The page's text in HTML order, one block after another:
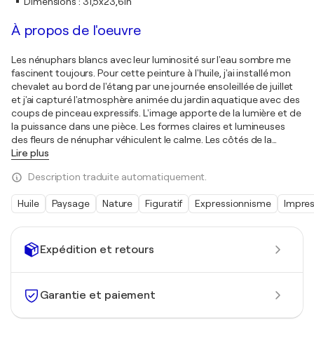
Expédition et retours
Garantie et paiement
À propos de l'oeuvre
Les nénuphars blancs avec leur luminosité sur l'eau sombre me
fascinent toujours. Pour cette peinture à l'huile, j'ai installé mon
chevalet au bord de l'étang par une journée ensoleillée de juillet
et j'ai capturé l'atmosphère animée du jardin aquatique avec des
coups de pinceau expressifs. L'image apporte de la lumière et de
la puissance dans une pièce. Les formes claires et lumineuses
des fleurs de nénuphar véhiculent le calme. Les côtés de la
Lire plus
Description traduite automatiquement.
Huile Paysage Nature Figuratif Expressionnisme